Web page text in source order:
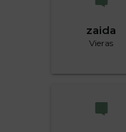
zaida
Vieras